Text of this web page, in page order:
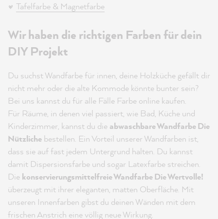
Tafelfarbe & Magnetfarbe
Wir haben die richtigen Farben für dein
DIY Projekt
Du suchst Wandfarbe für innen, deine Holzküche gefällt dir
nicht mehr oder die alte Kommode könnte bunter sein?
Bei uns kannst du für alle Fälle Farbe online kaufen.
Für Räume, in denen viel passiert, wie Bad, Küche und
Kinderzimmer, kannst du die abwaschbare Wandfarbe Die
Nützliche bestellen. Ein Vorteil unserer Wandfarben ist,
dass sie auf fast jedem Untergrund halten. Du kannst
damit Dispersionsfarbe und sogar Latexfarbe streichen.
Die konservierungsmittelfreie Wandfarbe Die Wertvolle!
überzeugt mit ihrer eleganten, matten Oberfläche. Mit
unseren Innenfarben gibst du deinen Wänden mit dem
frischen Anstrich eine völlig neue Wirkung.